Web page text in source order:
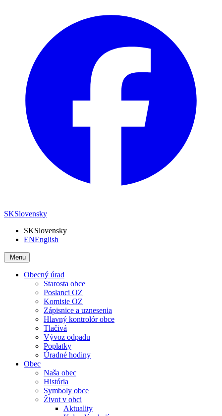
SKSlovensky
SKSlovensky
ENEnglish
Menu
Obecný úrad
Starosta obce
Poslanci OZ
Komisie OZ
Zápisnice a uznesenia
Hlavný kontrolór obce
Tlačivá
Vývoz odpadu
Poplatky
Úradné hodiny
Obec
Naša obec
História
Symboly obce
Život v obci
Aktuality